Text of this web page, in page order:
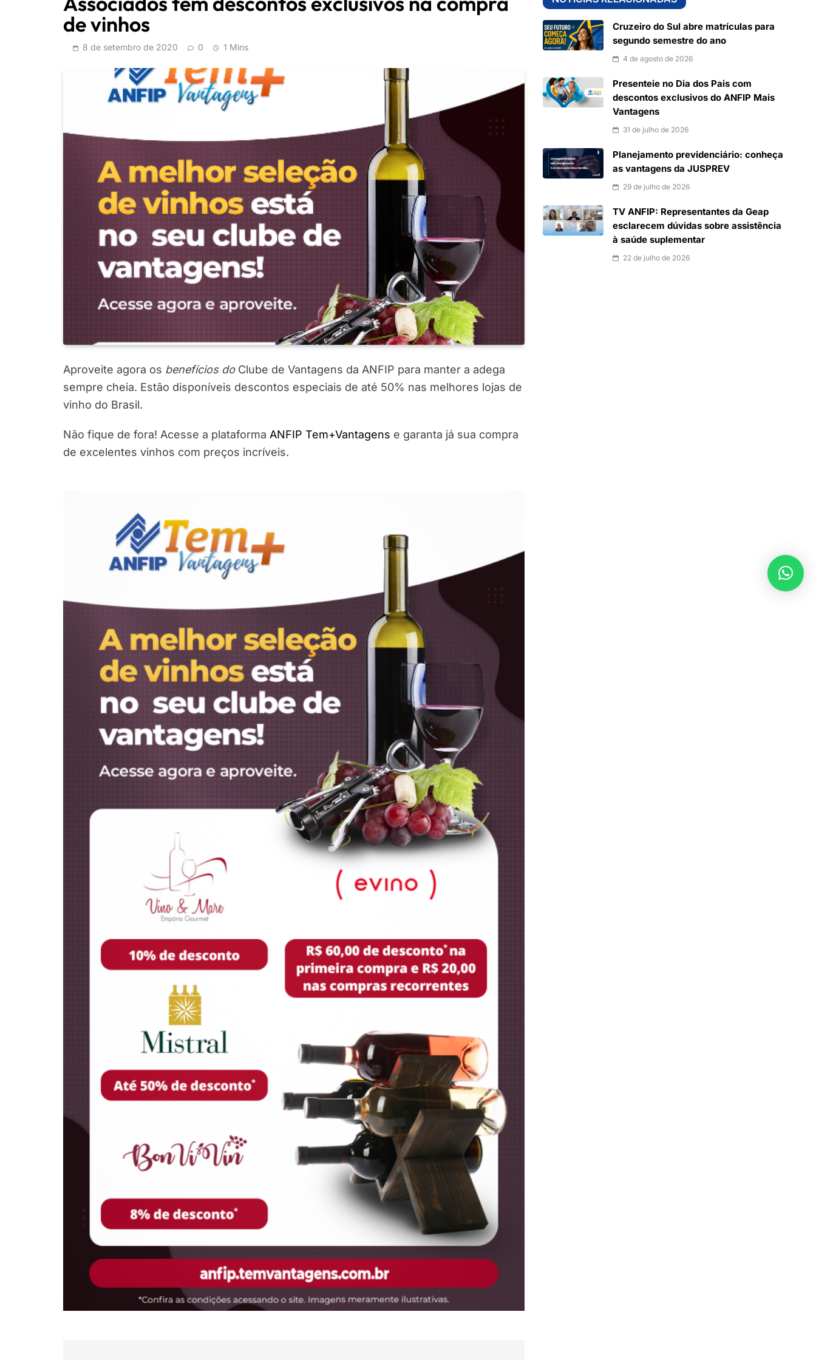
de vinhos
8 de setembro de 2020 0 1 Mins
Aproveite agora os benefícios do Clube de Vantagens da ANFIP para manter a adega
sempre cheia. Estão disponíveis descontos especiais de até 50% nas melhores lojas de
vinho do Brasil.
Não fique de fora! Acesse a plataforma ANFIP Tem+Vantagens e garanta já sua compra
de excelentes vinhos com preços incríveis.
Cruzeiro do Sul abre matrículas para
segundo semestre do ano
4 de agosto de 2026
Presenteie no Dia dos Pais com
descontos exclusivos do ANFIP Mais
Vantagens
31 de julho de 2026
Planejamento previdenciário: conheça
as vantagens da JUSPREV
29 de julho de 2026
TV ANFIP: Representantes da Geap
esclarecem dúvidas sobre assistência
à saúde suplementar
22 de julho de 2026